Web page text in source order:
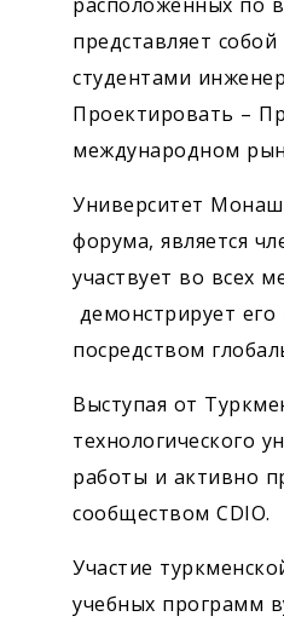
представляет
студентами
Проектировать –
международном
Университет
форума, является
участвует во всех
демонстрирует
посредством
Выступая от
технологического
работы и активно
сообществом CDIO.
Участие
учебных программ